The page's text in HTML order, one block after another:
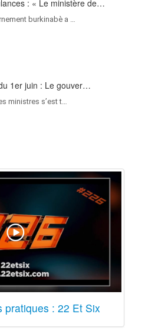
: « Le ministère de…
burkinabè a …
1er juin : Le gouver…
ministres s’est t…
pratiques : 22 Et Six